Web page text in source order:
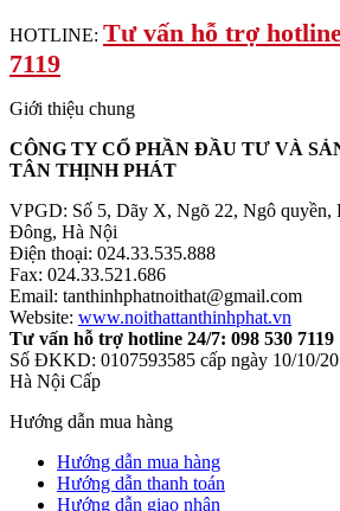
HOTLINE: Tư vấn hỗ trợ
7119
Giới thiệu chung
CÔNG TY CỔ PHẦN ĐẦU TƯ VÀ
TÂN THỊNH PHÁT
VPGD: Số 5, Dãy X, Ngõ 22, Ngô quyền,
Đông, Hà Nội
Điện thoại: 024.33.535.888
Fax: 024.33.521.686
Email: tanthinhphatnoithat@gmail.com
Website: www.noithattanthinhphat.vn
Tư vấn hỗ trợ hotline 24/7: 098 530 7119
Số ĐKKD: 0107593585 cấp ngày 10/10/
Hà Nội Cấp
Hướng dẫn mua hàng
Hướng dẫn mua hàng
Hướng dẫn thanh toán
Hướng dẫn giao nhận